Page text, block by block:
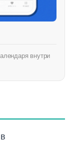
внутри